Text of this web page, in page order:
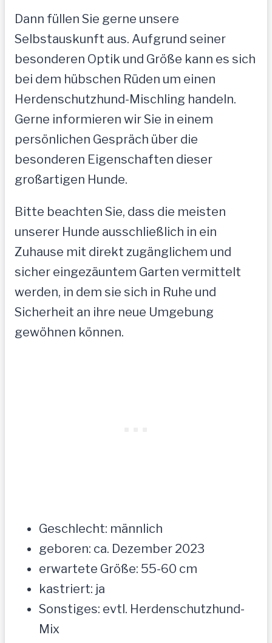
Dann füllen Sie gerne unsere
Selbstauskunft aus. Aufgrund seiner
besonderen Optik und Größe kann es sich
bei dem hübschen Rüden um einen
Herdenschutzhund-Mischling handeln.
Gerne informieren wir Sie in einem
persönlichen Gespräch über die
besonderen Eigenschaften dieser
großartigen Hunde.
Bitte beachten Sie, dass die meisten
unserer Hunde ausschließlich in ein
Zuhause mit direkt zugänglichem und
sicher eingezäuntem Garten vermittelt
werden, in dem sie sich in Ruhe und
Sicherheit an ihre neue Umgebung
gewöhnen können.
Geschlecht: männlich
geboren: ca. Dezember 2023
erwartete Größe: 55-60 cm
kastriert: ja
Sonstiges: evtl. Herdenschutzhund-
Mix